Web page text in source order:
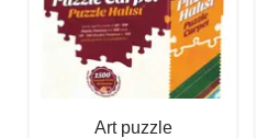
Art puzzle